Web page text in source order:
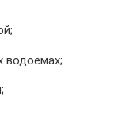
водоемах;